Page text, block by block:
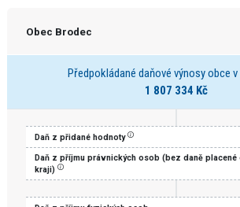
Obec Brodec
Předpokládané daňové výnosy obce
1 807 334 Kč
Daň z přidané hodnoty
Daň z příjmu právnických osob (bez daně placené
kraji)